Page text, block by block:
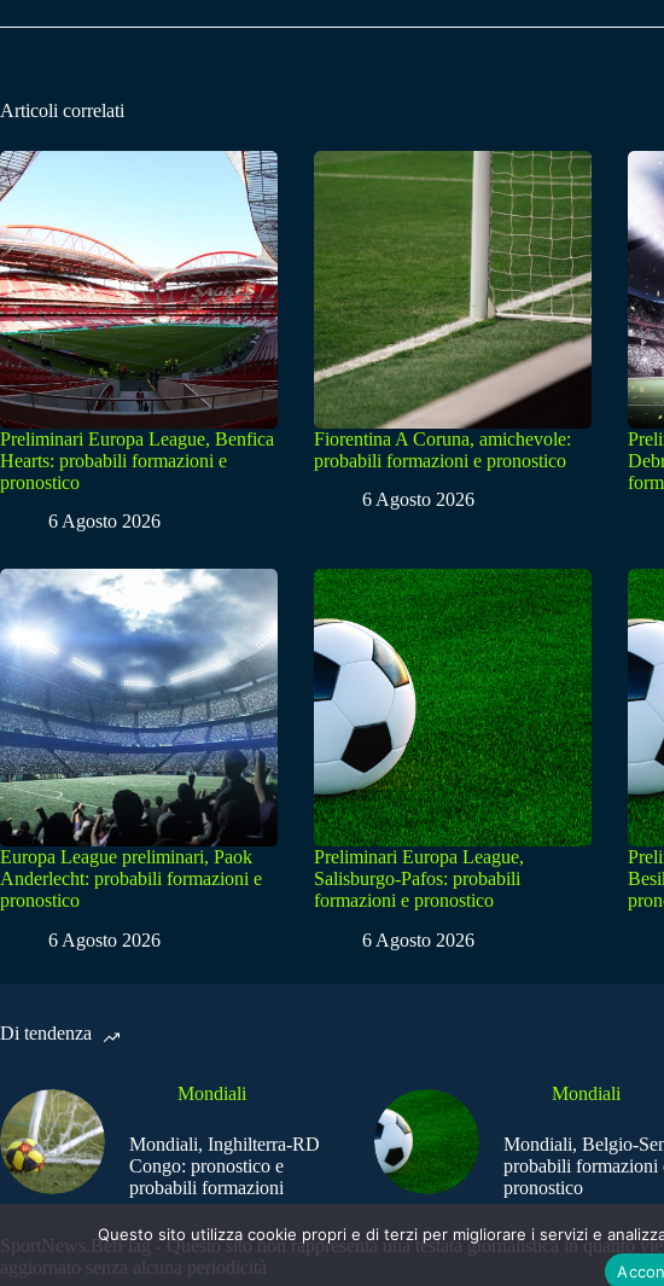
Articoli correlati
Preliminari Europa League, Benfica
Hearts: probabili formazioni e
pronostico
6 Agosto 2026
Fiorentina A Coruna, amichevole:
probabili formazioni e pronostico
6 Agosto 2026
Europa League preliminari, Paok
Anderlecht: probabili formazioni e
pronostico
6 Agosto 2026
Preliminari Europa League,
Salisburgo-Pafos: probabili
formazioni e pronostico
6 Agosto 2026
Di tendenza
Mondiali
Mondiali, Inghilterra-RD
Congo: pronostico e
probabili formazioni
Mondiali
Mondiali, Belgio-
probabili formazioni
pronostico
SportNews.BetFlag - Questo sito non rappresenta una testata giornalistica in quanto
aggiornato senza alcuna periodicità
Questo sito utilizza cookie propri e di terzi per migliorare i servizi e